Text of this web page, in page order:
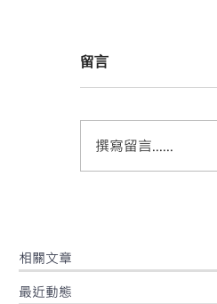
留言
撰寫留言......
​相關文章
最近動態